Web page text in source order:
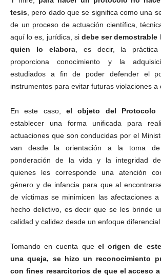
tesis, pero dado que se significa como una
de un proceso de actuación científica,
aquí lo es, jurídica, si debe ser demostrable
quien lo elabora, es decir, la práctica
proporciona conocimiento y la
estudiados a fin de poder defender el
instrumentos para evitar futuras violaciones a
En este caso, el objeto del Protocolo
establecer una forma unificada para
actuaciones que son conducidas por el
van desde la orientación a la toma
ponderación de la vida y la integridad
quienes les corresponde una atención
género y de infancia para que al
de víctimas se minimicen las afectaciones a
hecho delictivo, es decir que se les brinde
calidad y calidez desde un enfoque
Tomando en cuenta que el origen de
una queja, se hizo un reconocimiento
con fines resarcitorios de que el acceso